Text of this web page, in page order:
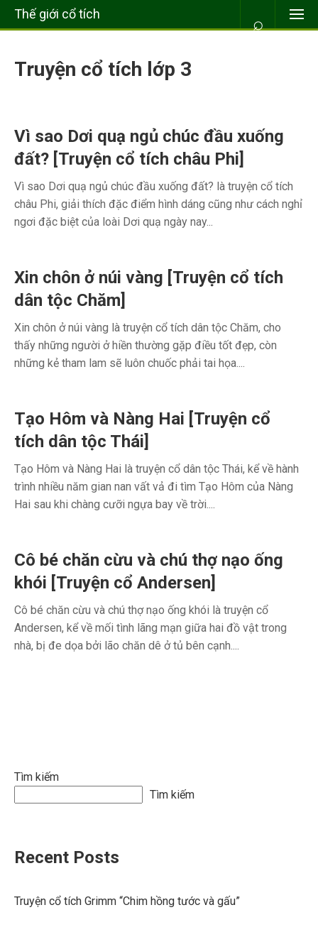
Thế giới cổ tích ⌕
Truyện cổ tích lớp 3
Vì sao Dơi quạ ngủ chúc đầu xuống
đất? [Truyện cổ tích châu Phi]
Vì sao Dơi quạ ngủ chúc đầu xuống đất? là truyện cổ tích
châu Phi, giải thích đặc điểm hình dáng cũng như cách nghỉ
ngơi đặc biệt của loài Dơi quạ ngày nay...
Xin chôn ở núi vàng [Truyện cổ tích
dân tộc Chăm]
Xin chôn ở núi vàng là truyện cổ tích dân tộc Chăm, cho
thấy những người ở hiền thường gặp điều tốt đẹp, còn
những kẻ tham lam sẽ luôn chuốc phải tai họa....
Tạo Hôm và Nàng Hai [Truyện cổ
tích dân tộc Thái]
Tạo Hôm và Nàng Hai là truyện cổ dân tộc Thái, kể về hành
trình nhiều năm gian nan vất vả đi tìm Tạo Hôm của Nàng
Hai sau khi chàng cưỡi ngựa bay về trời....
Cô bé chăn cừu và chú thợ nạo ống
khói [Truyện cổ Andersen]
Cô bé chăn cừu và chú thợ nạo ống khói là truyện cổ
Andersen, kể về mối tình lãng mạn giữa hai đồ vật trong
nhà, bị đe dọa bởi lão chăn dê ở tủ bên cạnh....
Tìm kiếm
Tìm kiếm
Recent Posts
Truyện cổ tích Grimm “Chim hồng tước và gấu”